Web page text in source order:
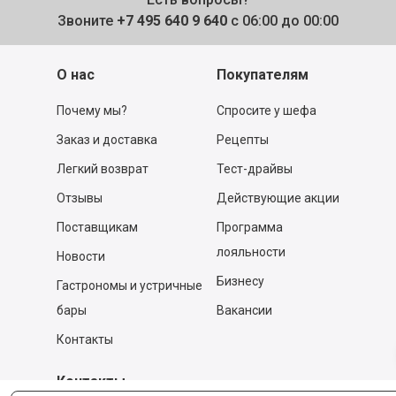
Звоните +7 495 640 9 640 с 06:00 до 00:00
О нас
Почему мы?
Заказ и доставка
Легкий возврат
Отзывы
Поставщикам
Новости
Гастрономы и устричные
бары
Контакты
Покупателям
Спросите у шефа
Рецепты
Тест-драйвы
Действующие акции
Программа
лояльности
Бизнесу
Вакансии
Контакты